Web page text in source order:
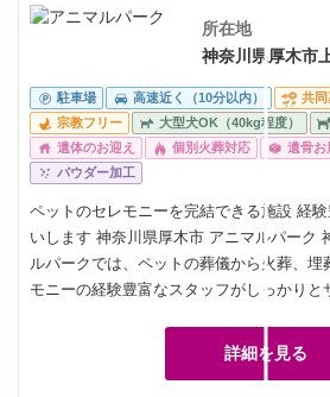
所在地
神奈川県厚木市
駐車場 高速近く（10分以内） 共同
宗教フリー
大型犬OK（40kg程度）
遺体のお迎え
個別火葬対応 遺骨お
パウダー加工
ペットのセレモニーを完結できる施設 経
いします 神奈川県厚木市 アニマルパーク
ルパークでは、ペットの葬儀から火葬、埋
モニーの経験豊富なスタッフがしっかりと
詳細を見る